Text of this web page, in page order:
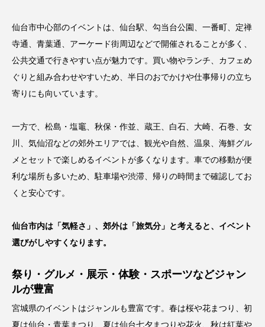
仙台市中心部のイベントは、仙台駅、勾当台公園、一番町、定禅
寺通、青葉通、アーケード街周辺などで開催されることが多く、
公共交通で行きやすい点が魅力です。買い物やランチ、カフェめ
ぐりと組み合わせやすいため、半日のおでかけや仕事帰りの立ち
寄りにも向いています。
一方で、松島・塩竈、秋保・作並、蔵王、白石、大崎、石巻、女
川、気仙沼などの郊外エリアでは、観光や自然、温泉、海鮮グル
メとセットで楽しめるイベントが多くなります。車での移動が便
利な場所も多いため、駐車場や渋滞、帰りの時間まで確認してお
くと安心です。
仙台市内は「気軽さ」、郊外は「旅気分」と考えると、イベント
選びがしやすくなります。
祭り・グルメ・展示・体験・スポーツなどジャン
ルが豊富
宮城県のイベントはジャンルも豊富です。春は桜や花まつり、初
夏は仙台・青葉まつり、夏は仙台七夕まつりや花火、秋は紅葉や